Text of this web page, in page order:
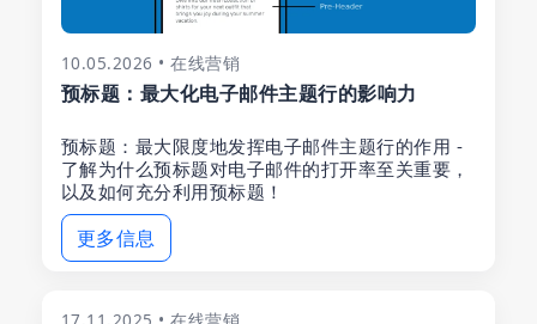
10.05.2026 • 在线营销
预标题：最大化电子邮件主题行的影响力
预标题：最大限度地发挥电子邮件主题行的作用 -
了解为什么预标题对电子邮件的打开率至关重要，
以及如何充分利用预标题！
更多信息